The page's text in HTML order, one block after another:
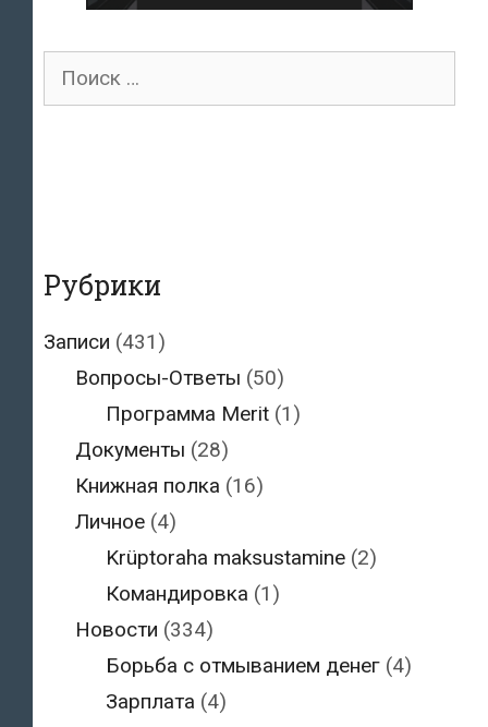
Поиск
Рубрики
Записи (431)
Вопросы-Ответы (50)
Программа Merit (1)
Документы (28)
Книжная полка (16)
Личное(4)
Krüptoraha maksustamine (2)
Командировка (1)
Новости (334)
Борьба с отмыванием денег (4)
Зарплата (4)